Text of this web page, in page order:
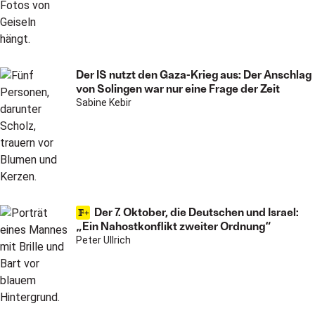
Der IS nutzt den Gaza-Krieg aus: Der Anschlag
von Solingen war nur eine Frage der Zeit
Sabine Kebir
Der 7. Oktober, die Deutschen und Israel:
„Ein Nahostkonflikt zweiter Ordnung“
Peter Ullrich